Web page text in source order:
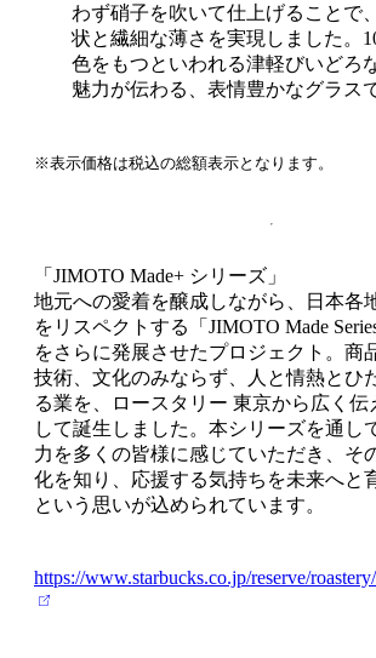
わず硝子を吹いて仕上げることで
状と繊細な薄さを実現しました。
色をもつといわれる津軽びいどろ
魅力が伝わる、表情豊かなグラス
※表示価格は税込の総額表示となります。
「JIMOTO Made+ シリーズ」
地元への愛着を醸成しながら、日本各
をリスペクトする「JIMOTO Made
をさらに発展させたプロジェクト。商
技術、文化のみならず、人と情熱とひ
る業を、ロースタリー 東京から広く伝
して誕生しました。本シリーズを通し
力を多くの皆様に感じていただき、そ
化を知り、応援する気持ちを未来へと
という思いが込められています。
https://www.starbucks.co.jp/reserve/